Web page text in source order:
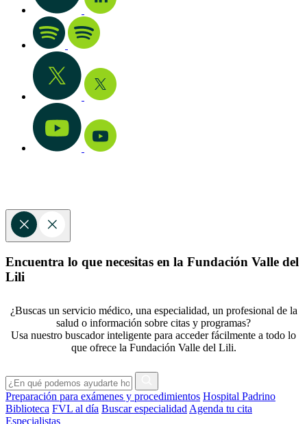
Encuentra lo que necesitas en la Fundación Valle del
Lili
¿Buscas un servicio médico, una especialidad, un profesional de la
salud o información sobre citas y programas?
Usa nuestro buscador inteligente para acceder fácilmente a todo lo
que ofrece la Fundación Valle del Lili.
Preparación para exámenes y procedimientos Hospital Padrino
Biblioteca FVL al día Buscar especialidad Agenda tu cita
Especialistas